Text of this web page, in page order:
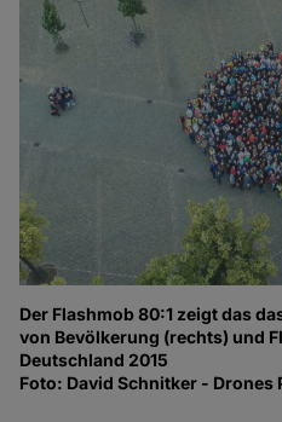
Der Flashmob 80:1 zeigt das
von Bevölkerung (rechts) und
Deutschland 2015
Foto: David Schnitker - Drones